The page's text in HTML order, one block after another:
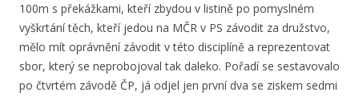
100m s překážkami, kteří zbydou v listině po pomyslném
vyškrtání těch, kteří jedou na MČR v PS závodit za družstvo,
mělo mít oprávnění závodit v této disciplíně a reprezentovat
sbor, který se neprobojoval tak daleko. Pořadí se sestavovalo
po čtvrtém závodě ČP, já odjel jen první dva se ziskem sedmi